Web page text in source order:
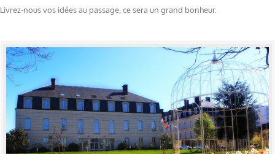
Livrez-nous vos idées au passage, ce sera un grand bonheur.